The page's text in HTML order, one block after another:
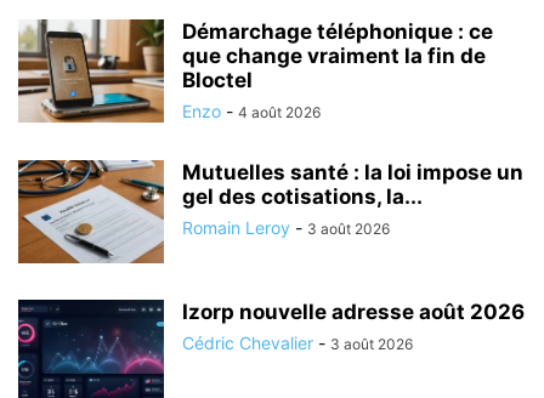
Démarchage téléphonique : ce
que change vraiment la fin de
Bloctel
Enzo - 4 août 2026
Mutuelles santé : la loi impose un
gel des cotisations, la...
Romain Leroy - 3 août 2026
Izorp nouvelle adresse août 2026
Cédric Chevalier - 3 août 2026